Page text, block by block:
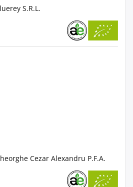
S.R.L.
Cezar Alexandru P.F.A.